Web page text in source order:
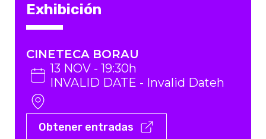
Exhibición
CINETECA BORAU
13 NOV - 19:30h
INVALID DATE - Invalid Dateh
Obtener entradas